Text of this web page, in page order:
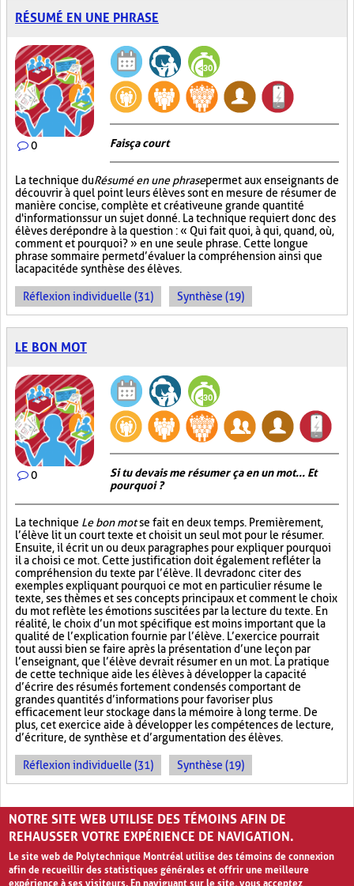
RÉSUMÉ EN UNE PHRASE
0 Fais ça court
La technique duRésumé en une phrasepermet aux enseignants de
découvrir à quel point leurs élèves sont en mesure de résumer de
manière concise, complète et créative une grande quantité
d'informations sur un sujet donné. La technique requiert donc des
élèves de répondre à la question : « Qui fait quoi, à qui, quand, où,
comment et pourquoi? » en une seule phrase. Cette longue
phrase sommaire permet d’évaluer la compréhension ainsi que
la capacité de synthèse des élèves.
Réflexion individuelle (31) Synthèse (19)
LE BON MOT
0
Si tu devais me résumer ça en un mot... Et
pourquoi ?
La technique Le bon motse fait en deux temps. Premièrement,
l’élève lit un court texte et choisit un seul mot pour le résumer.
Ensuite, il écrit un ou deux paragraphes pour expliquer pourquoi
il a choisi ce mot. Cette justification doit également refléter la
compréhension du texte par l’élève. Il devra donc citer des
exemples expliquant pourquoi ce mot en particulier résume le
texte, ses thèmes et ses concepts principaux et comment le choix
du mot reflète les émotions suscitées par la lecture du texte. En
réalité, le choix d’un mot spécifique est moins important que la
qualité de l’explication fournie par l’élève. L’exercice pourrait
tout aussi bien se faire après la présentation d’une leçon par
l’enseignant, que l’élève devrait résumer en un mot. La pratique
de cette technique aide les élèves à développer la capacité
d’écrire des résumés fortement condensés comportant de
grandes quantités d’informations pour favoriser plus
efficacement leur stockage dans la mémoire à long terme. De
plus, cet exercice aide à développer les compétences de lecture,
d’écriture, de synthèse et d’argumentation des élèves.
Réflexion individuelle (31) Synthèse (19)
PAGES
1 2 3 4 › »
NOTRE SITE WEB UTILISE DES TÉMOINS AFIN DE
REHAUSSER VOTRE EXPÉRIENCE DE NAVIGATION.
Le site web de Polytechnique Montréal utilise des témoins de connexion
afin de recueillir des statistiques générales et offrir une meilleure
expérience à ses visiteurs. En naviguant sur le site, vous acceptez